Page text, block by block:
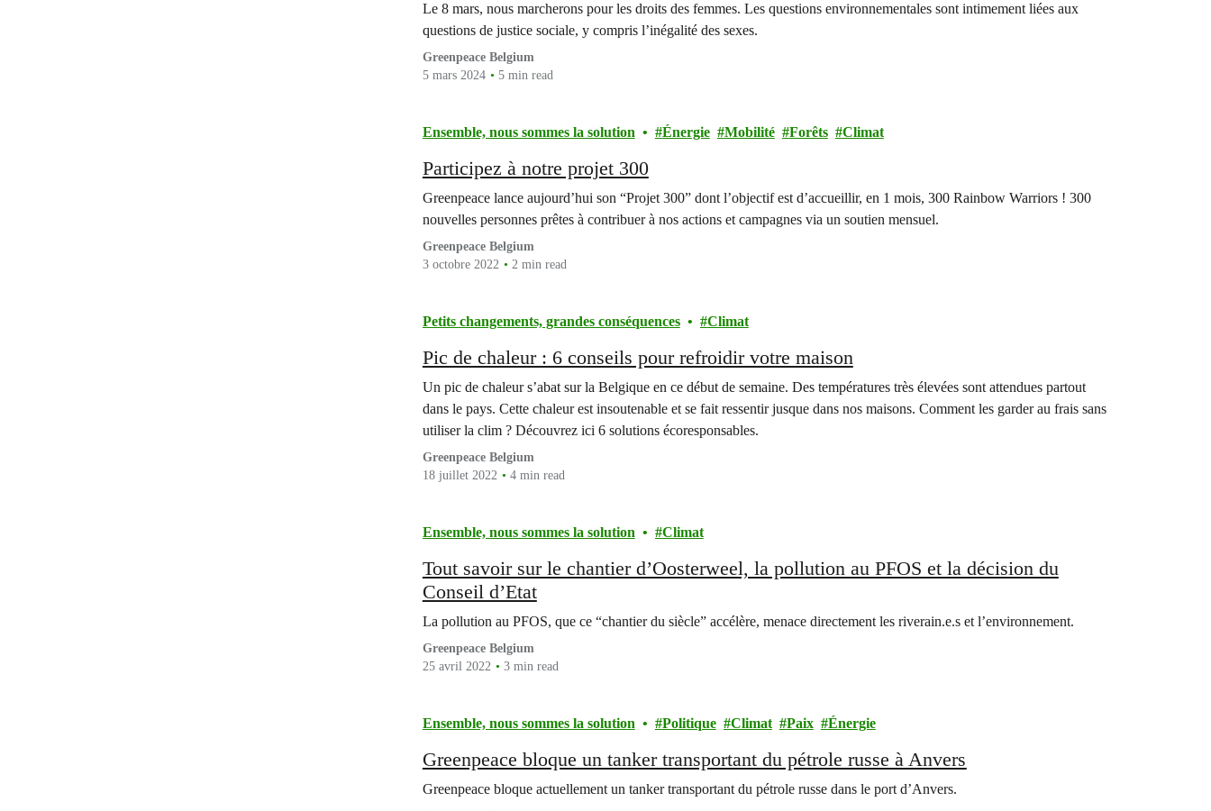
Le 8 mars, nous marcherons pour les droits des femmes. Les questions environnementales sont intimement liées aux
questions de justice sociale, y compris l’inégalité des sexes.
Greenpeace Belgium
5 mars 2024
5 min read
Ensemble, nous sommes la solution Énergie Mobilité Forêts Climat
Participez à notre projet 300
Greenpeace lance aujourd’hui son “Projet 300” dont l’objectif est d’accueillir, en 1 mois, 300 Rainbow Warriors ! 300
nouvelles personnes prêtes à contribuer à nos actions et campagnes via un soutien mensuel.
Greenpeace Belgium
3 octobre 2022
2 min read
Petits changements, grandes conséquences Climat
Pic de chaleur : 6 conseils pour refroidir votre maison
Un pic de chaleur s’abat sur la Belgique en ce début de semaine. Des températures très élevées sont attendues partout
dans le pays. Cette chaleur est insoutenable et se fait ressentir jusque dans nos maisons. Comment les garder au frais sans
utiliser la clim ? Découvrez ici 6 solutions écoresponsables.
Greenpeace Belgium
18 juillet 2022
4 min read
Ensemble, nous sommes la solution Climat
Tout savoir sur le chantier d’Oosterweel, la pollution au PFOS et la décision du
Conseil d’Etat
La pollution au PFOS, que ce “chantier du siècle” accélère, menace directement les riverain.e.s et l’environnement.
Greenpeace Belgium
25 avril 2022
3 min read
Ensemble, nous sommes la solution Politique Climat Paix Énergie
Greenpeace bloque un tanker transportant du pétrole russe à Anvers
Greenpeace bloque actuellement un tanker transportant du pétrole russe dans le port d’Anvers.